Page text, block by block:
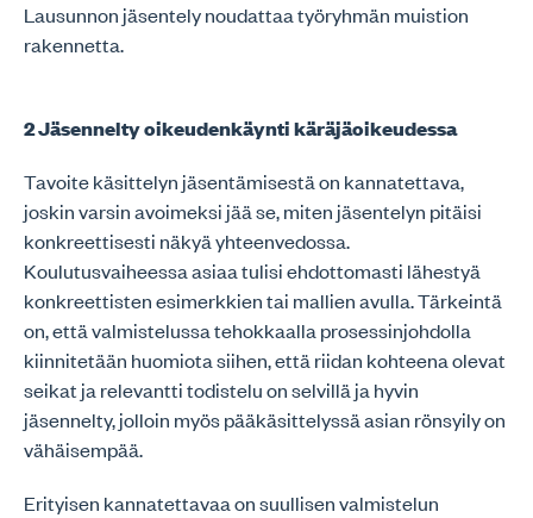
Lausunnon jäsentely noudattaa työryhmän muistion
rakennetta.
2 Jäsennelty oikeudenkäynti käräjäoikeudessa
Tavoite käsittelyn jäsentämisestä on kannatettava,
joskin varsin avoimeksi jää se, miten jäsentelyn pitäisi
konkreettisesti näkyä yhteenvedossa.
Koulutusvaiheessa asiaa tulisi ehdottomasti lähestyä
konkreettisten esimerkkien tai mallien avulla. Tärkeintä
on, että valmistelussa tehokkaalla prosessinjohdolla
kiinnitetään huomiota siihen, että riidan kohteena olevat
seikat ja relevantti todistelu on selvillä ja hyvin
jäsennelty, jolloin myös pääkäsittelyssä asian rönsyily on
vähäisempää.
Erityisen kannatettavaa on suullisen valmistelun